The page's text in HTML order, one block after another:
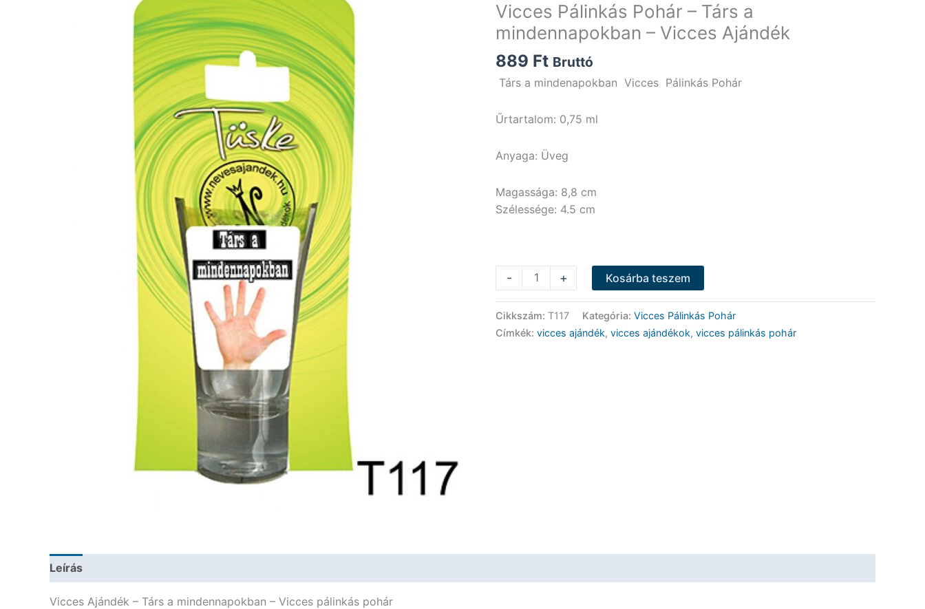
Vicces Pálinkás Pohár – Társ a
mindennapokban – Vicces Ajándék
889 Ft Bruttó
Társ a mindenapokban Vicces Pálinkás Pohár
Űrtartalom: 0,75 ml
Anyaga: Üveg
Magassága: 8,8 cm
Szélessége: 4.5 cm
-
Pálinkás
+ Kosárba teszem
Cikkszám: T117 Kategória: Vicces Pálinkás Pohár
Címkék: vicces ajándék, vicces ajándékok, vicces pálinkás pohár
Leírás
Vicces Ajándék – Társ a mindennapokban – Vicces pálinkás pohár